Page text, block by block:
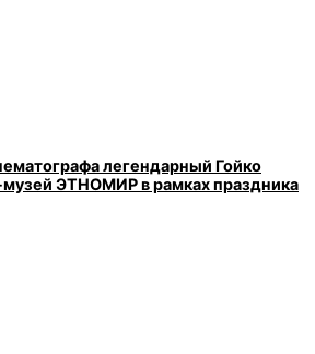
легендарный Гойко
ЭТНОМИР в рамках праздника